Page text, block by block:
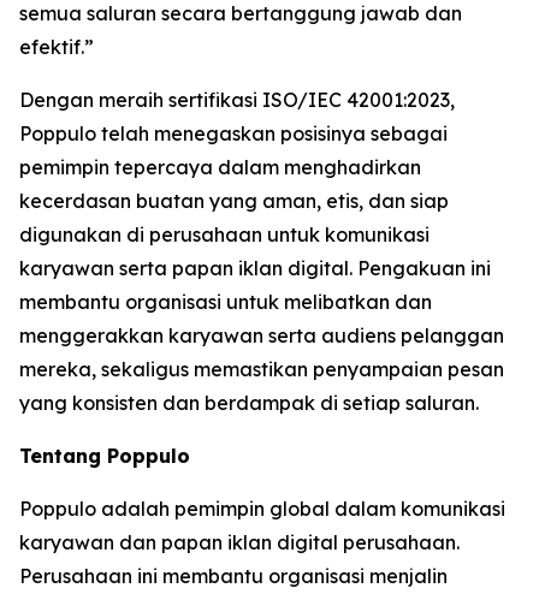
semua saluran secara bertanggung jawab dan
efektif.”
Dengan meraih sertifikasi ISO/IEC 42001:2023,
Poppulo telah menegaskan posisinya sebagai
pemimpin tepercaya dalam menghadirkan
kecerdasan buatan yang aman, etis, dan siap
digunakan di perusahaan untuk komunikasi
karyawan serta papan iklan digital. Pengakuan ini
membantu organisasi untuk melibatkan dan
menggerakkan karyawan serta audiens pelanggan
mereka, sekaligus memastikan penyampaian pesan
yang konsisten dan berdampak di setiap saluran.
Tentang Poppulo
Poppulo adalah pemimpin global dalam komunikasi
karyawan dan papan iklan digital perusahaan.
Perusahaan ini membantu organisasi menjalin